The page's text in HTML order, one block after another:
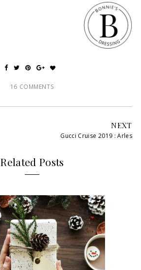
16 COMMENTS
NEXT
Gucci Cruise 2019 : Arles
Related Posts